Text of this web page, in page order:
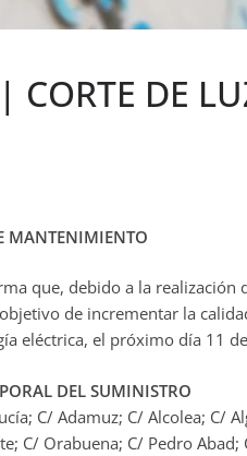
CORTE DE
MANTENIMIENTO
que, debido a la
de incrementar la
eléctrica, el próximo día 11
DEL SUMINISTRO
C/ Adamuz; C/ Alcolea; C/
C/ Orabuena; C/ Pedro Abad;